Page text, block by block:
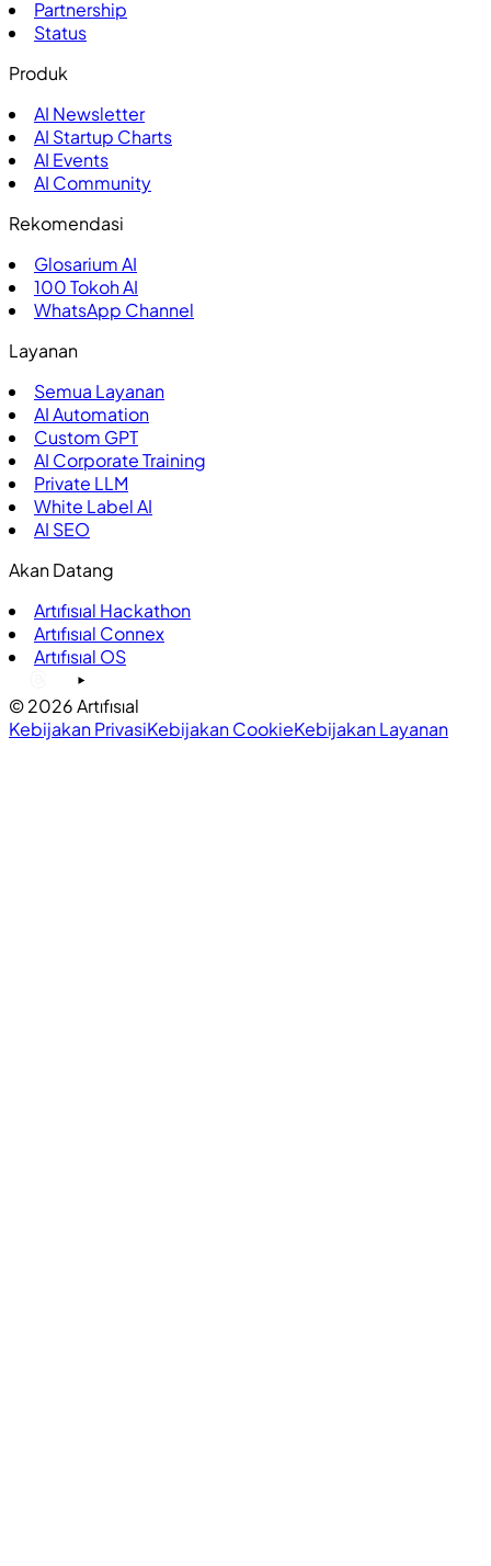
Partnership
Status
Produk
AI Newsletter
AI Startup Charts
AI Events
AI Community
Rekomendasi
Glosarium AI
100Tokoh AI
WhatsApp Channel
Layanan
Semua Layanan
AI Automation
Custom GPT
AI Corporate Training
Private LLM
White Label AI
AI SEO
Akan Datang
Artıfısıal Hackathon
Artıfısıal Connex
Artıfısıal OS
©2026Artıfısıal
Kebijakan PrivasiKebijakan CookieKebijakan Layanan